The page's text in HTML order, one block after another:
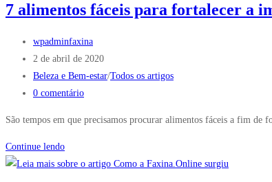
7 alimentos fáceis para fortalecer a
wpadminfaxina
2 de abril de 2020
Beleza e Bem-estar/Todos os artigos
0 comentário
São tempos em que precisamos procurar alimentos fáceis a fim
Continue lendo